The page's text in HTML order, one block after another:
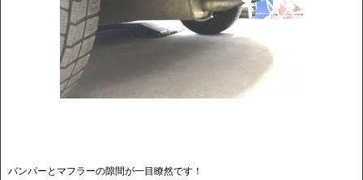
バンパーとマフラーの隙間が一目瞭然です！